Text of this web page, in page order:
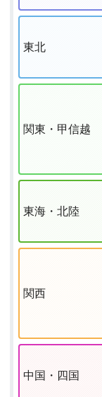
東北
関東・甲信越
東海・北陸
関西
中国・四国